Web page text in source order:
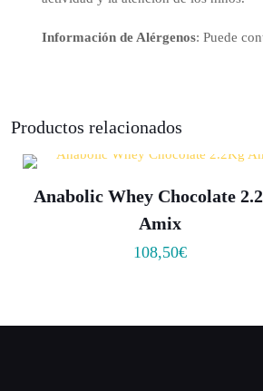
Información de Alérgenos: Puede
Productos relacionados
Anabolic Whey Chocolate
Amix
108,50€